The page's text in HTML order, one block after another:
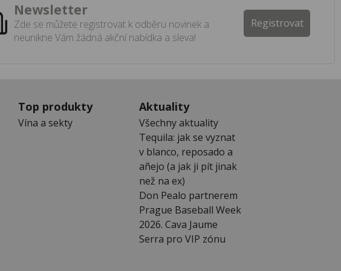
Newsletter
Zde se můžete registrovat k odběru novinek a
neunikne Vám žádná akční nabídka a sleva!
Registrovat
Top produkty
Vína a sekty
Aktuality
Všechny aktuality
Tequila: jak se vyznat
v blanco, reposado a
añejo (a jak ji pít jinak
než na ex)
Don Pealo partnerem
Prague Baseball Week
2026. Cava Jaume
Serra pro VIP zónu